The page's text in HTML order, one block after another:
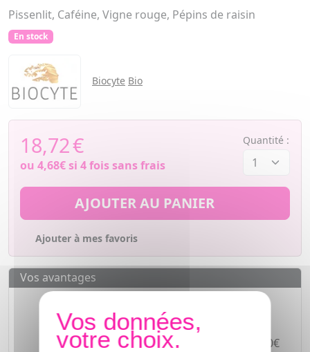
Pissenlit, Caféine, Vigne rouge, Pépins de raisin
En stock
Biocyte Bio
18,72€
ou 4,68€si 4 fois sans frais
Quantité :
AJOUTER AU PANIER
Ajouter à mes favoris
Vos avantages
Paiement en ligneSÉCURISÉ
Paiement en 4 fois sans frais à partir de 30€